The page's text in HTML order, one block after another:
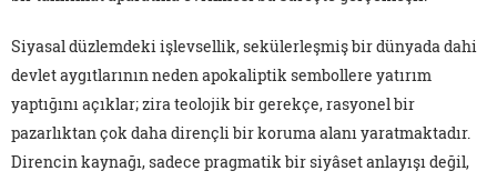
Siyasal düzlemdeki işlevsellik, sekülerleşmiş bir dünyada dahi
devlet aygıtlarının neden apokaliptik sembollere yatırım
yaptığını açıklar; zira teolojik bir gerekçe, rasyonel bir
pazarlıktan çok daha dirençli bir koruma alanı yaratmaktadır.
Direncin kaynağı, sadece pragmatik bir siyâset anlayışı değil,